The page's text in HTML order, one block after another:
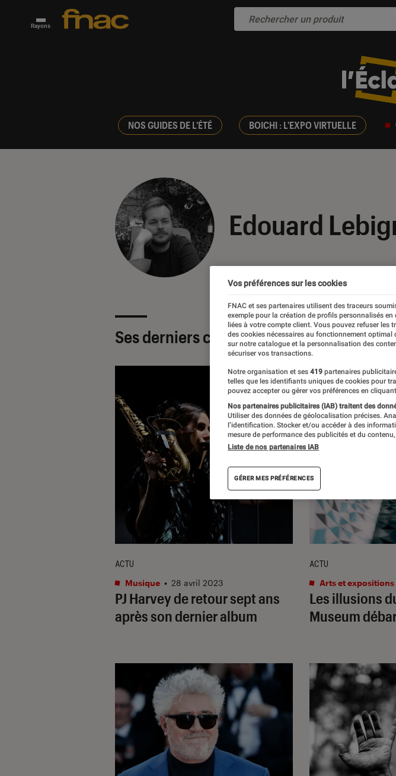
Rayons
NOS GUIDES DE L'ÉTÉ BOICHI : L'EXPO VIRTUELLE
Edouard
Ses derniers contenus
PJ Harvey de retour sept ans
après son dernier album
ACTU
Musique • 28 avril 2023
Les illusions
Museum
ACTU
Arts et expositions
Vos préférences sur les cookies
FNAC et ses partenaires utilisent des traceurs
exemple pour la création de profils personnalisés
liées à votre compte client. Vous pouvez refuser les
des cookies nécessaires au fonctionnement
sur notre catalogue et la personnalisation des
sécuriser vos transactions.
Notre organisation et ses 419 partenaires
telles que les identifiants uniques de cookies pour
pouvez accepter ou gérer vos préférences en
Nos partenaires publicitaires (IAB) traitent des
Utiliser des données de géolocalisation précises.
l’identification. Stocker et/ou accéder à des
mesure de performance des publicités et du
Liste de nos partenaires IAB
GÉRER MES PRÉFÉRENCES